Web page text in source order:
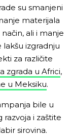
su smanjeni
materijala
ali i manje
izgradnju
za različite
zgrada u Africi,
u Meksiku.
bile u
i zaštite
sirovina.